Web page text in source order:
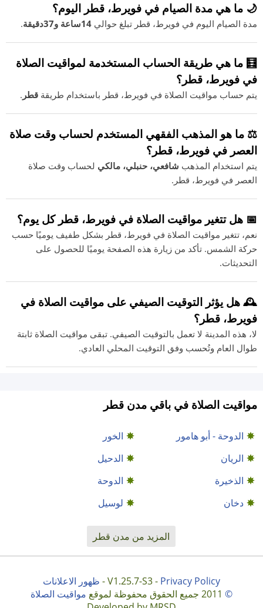
🌙 ما هي مدة الصيام في فويرط، قطر اليوم؟
مدة الصيام اليوم في فويرط، قطر تبلغ حوالي 14ساعة و37دقيقة .
🧮 ما هي طريقة الحساب المستخدمة لمواقيت الصلاة
في فويرط، قطر؟
يتم حساب مواقيت الصلاة في فويرط، قطر باستخدام طريقة قطر .
⚖️ ما هو المذهب الفقهي المستخدم لحساب وقت صلاة
العصر في فويرط، قطر؟
يتم استخدام المذهب شافعي، حنبلي، مالكي لحساب وقت صلاة
العصر في فويرط، قطر.
📅 هل تتغير مواقيت الصلاة في فويرط، قطر كل يوم؟
نعم، تتغير مواقيت الصلاة في فويرط، قطر بشكل طفيف يوميًا حسب
حركة الشمس. تأكد من زيارة هذه الصفحة يوميًا للحصول على
التحديثات.
🕰️ هل يؤثر التوقيت الصيفي على مواقيت الصلاة في
فويرط، قطر؟
لا، هذه المدينة لا تعمل بالتوقيت الصيفي. تبقى مواقيت الصلاة ثابتة
طوال العام وتُحسب وفق التوقيت المحلي العادي.
مواقيت الصلاة في باقي مدن قطر
الدوحة - أبو هامور
الخور
الريان
الدحيل
الذخيرة
الدوحة
دخان
لوسيل
المزيد من مدن قطر
V1.25.7-S3 - Privacy Policy
- ظهور الاعلانات
©
مواقيت الصلاة